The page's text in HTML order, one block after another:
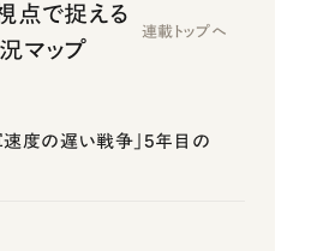
点で捉える
マップ
連載トップへ
度の遅い戦争」5年目の